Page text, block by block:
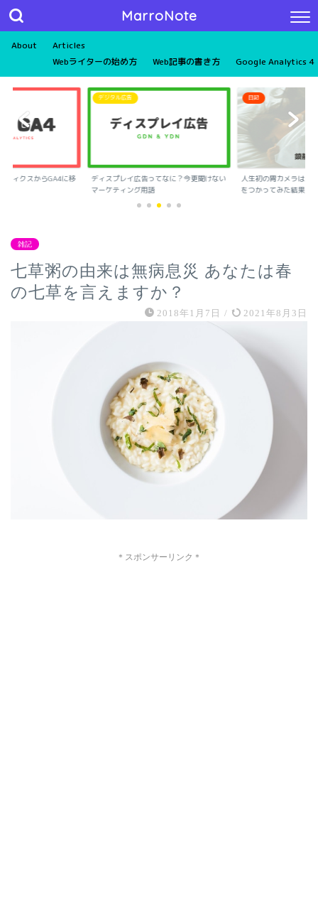
MarroNote
About
Articles
Webライターの始め方
Web記事の書き方 Google Analytics 4
ティクスからGA4に移
デジタル広告
ディスプレイ広告ってなに？今更聞けない
マーケティング用語
日記
人生初の胃カメラは恐
をつかってみた結果
雑記
七草粥の由来は無病息災 あなたは春
の七草を言えますか？
2018年1月7日 / 2021年8月3日
＊スポンサーリンク＊